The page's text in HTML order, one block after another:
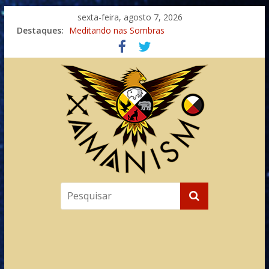
sexta-feira, agosto 7, 2026
Destaques: Meditando nas Sombras
Autosuficiência: A Jornada do Espírito Ancestral
Xamanismo Universal
Totens – Caminho Espiritual – Crescimento
Imaginação na Cura